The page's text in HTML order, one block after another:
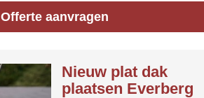
Offerte aanvragen
Nieuw plat dak
plaatsen Everberg